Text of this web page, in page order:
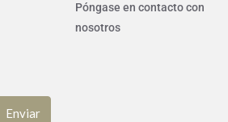
Póngase en contacto con
nosotros
Enviar